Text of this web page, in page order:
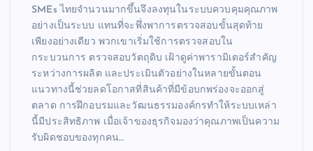
SMEs ไทยจำนวนมากขึ้นจึงลงทุนในระบบควบคุมคุณภาพ
อย่างเป็นระบบ แทนที่จะพึ่งพาการตรวจสอบขั้นสุดท้าย
เพียงอย่างเดียว พวกเขาเริ่มใช้การตรวจสอบใน
กระบวนการ ตรวจสอบวัตถุดิบ เฝ้าดูค่าพารามิเตอร์สำคัญ
ระหว่างการผลิต และประเมินตัวอย่างในหลายขั้นตอน
แนวทางนี้ช่วยลดโอกาสที่สินค้าที่มีข้อบกพร่องจะออกสู่
ตลาด การฝึกอบรมและวัฒนธรรมองค์กรทำให้ระบบเหล่า
นี้มีประสิทธิภาพ เมื่อเจ้าของธุรกิจมองว่าคุณภาพเป็นความ
รับผิดชอบของทุกคน…